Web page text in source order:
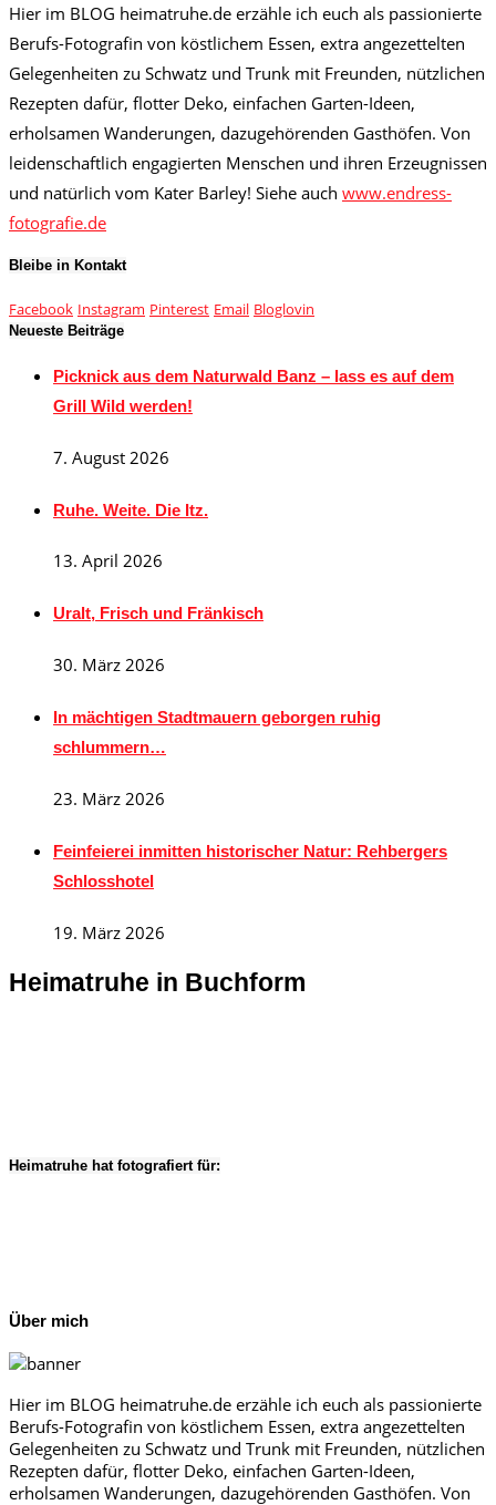
Hier im BLOG heimatruhe.de erzähle ich euch als passionierte
Berufs-Fotografin von köstlichem Essen, extra angezettelten
Gelegenheiten zu Schwatz und Trunk mit Freunden, nützlichen
Rezepten dafür, flotter Deko, einfachen Garten-Ideen,
erholsamen Wanderungen, dazugehörenden Gasthöfen. Von
leidenschaftlich engagierten Menschen und ihren Erzeugnissen
und natürlich vom Kater Barley! Siehe auch www.endress-
fotografie.de
Bleibe in Kontakt
Facebook Instagram Pinterest Email Bloglovin
Neueste Beiträge
Picknick aus dem Naturwald Banz – lass es auf dem
Grill Wild werden!
7. August 2026
Ruhe. Weite. Die Itz.
13. April 2026
Uralt, Frisch und Fränkisch
30. März 2026
In mächtigen Stadtmauern geborgen ruhig
schlummern…
23. März 2026
Feinfeierei inmitten historischer Natur: Rehbergers
Schlosshotel
19. März 2026
Heimatruhe in Buchform
Heimatruhe hat fotografiert für:
Über mich
Hier im BLOG heimatruhe.de erzähle ich euch als passionierte
Berufs-Fotografin von köstlichem Essen, extra angezettelten
Gelegenheiten zu Schwatz und Trunk mit Freunden, nützlichen
Rezepten dafür, flotter Deko, einfachen Garten-Ideen,
erholsamen Wanderungen, dazugehörenden Gasthöfen. Von